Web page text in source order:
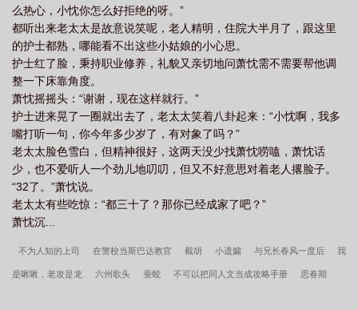
么热心，小忱你怎么好拒绝的呀。”
都听出来老太太是故意说笑呢，老人精明，住院大半月了，跟这里
的护士都熟，哪能看不出这些小姑娘的小心思。
护士红了脸，秉持职业修养，礼貌又亲切地问萧忱需不需要帮他调
整一下床靠角度。
萧忱摇摇头：“谢谢，现在这样就行。”
护士进来晃了一圈就出去了，老太太笑着八卦起来：“小忱啊，我多
嘴打听一句，你今年多少岁了，有对象了吗？”
老太太脸色雪白，但精神很好，这两天没少找萧忱唠嗑，萧忱话
少，也不爱听人一个劲儿地叨叨，但又不好意思对着老人撂脸子。
“32了。”萧忱说。
老太太有些吃惊：“都三十了？那你已经成家了吧？”
萧忱沉...
不为人知的上司 在警校当斯巴达教官 截胡 小遗孀 与兄长春风一度后 我
是啾啾，老攻是龙 六州歌头 蚕蜕 不可以把同人文当成攻略手册 思春期